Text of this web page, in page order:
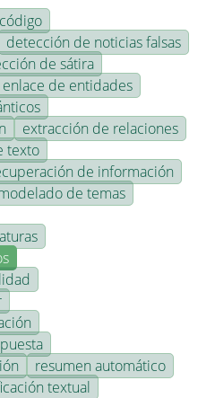
detección de noticias falsas
de sátira
enlace de entidades
extracción de relaciones
texto
de información
de temas
resumen automático
textual